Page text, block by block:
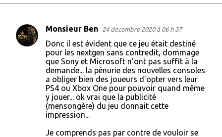
C
Monsieur Ben 24 décembre 2020 à 06 h 37
Donc il est évident que ce jeu était destiné
pour les nextgen sans contredit, dommage
que Sony et Microsoft n'ont pas suffit à la
demande... la pénurie des nouvelles consoles
a obliger bien des joueurs d'opter vers leur
PS4 ou Xbox One pour pouvoir quand même
y jouer... ok vrai que la publicité
(mensongère) du jeu donnait cette
impression...
Je comprends pas par contre de vouloir se